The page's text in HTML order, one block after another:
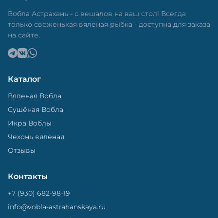
теряла влагу. Вяленая вобла — это не просто
вкусная еда, но и пример того, как можно сочетать
старые рецепты и современные технологии. Её
можно есть с напитками, и это будет очень вкусно.
Вобла Астрахань - с вешалов на ваш стол! Всегда
только свеженькая вяленая рыбка - доступна для заказа
на сайте.
Каталог
Вяленая Вобла
Сушёная Вобла
Икра Воблы
Чехонь вяленая
Отзывы
Контакты
+7 (930) 682-98-19
info@vobla-astrahanskaya.ru